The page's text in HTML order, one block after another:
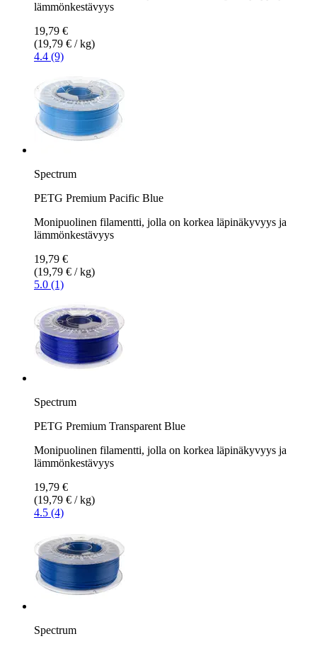
lämmönkestävyys
19,79 €
(19,79 € / kg)
4.4 (9)
Spectrum
PETG Premium Pacific Blue
Monipuolinen filamentti, jolla on korkea läpinäkyvyys ja
lämmönkestävyys
19,79 €
(19,79 € / kg)
5.0 (1)
Spectrum
PETG Premium Transparent Blue
Monipuolinen filamentti, jolla on korkea läpinäkyvyys ja
lämmönkestävyys
19,79 €
(19,79 € / kg)
4.5 (4)
Spectrum